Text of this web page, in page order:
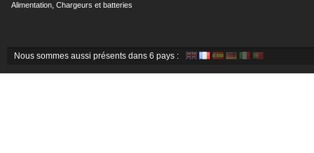
Alimentation, Chargeurs et batteries
Nous sommes aussi présents dans 6 pays :